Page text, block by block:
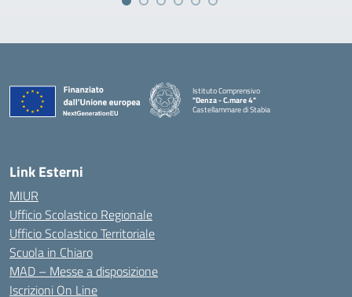
Istituto Comprensivo
"Denza - C.mare 4"
Castellammare di Stabia
Link Esterni
MIUR
Ufficio Scolastico Regionale
Ufficio Scolastico Territoriale
Scuola in Chiaro
MAD – Messe a disposizione
Iscrizioni On Line